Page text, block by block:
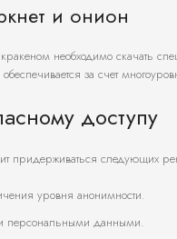
и онион
необходимо скачать
за счет
доступу
придерживаться следующих
уровня анонимности.
персональными данными.